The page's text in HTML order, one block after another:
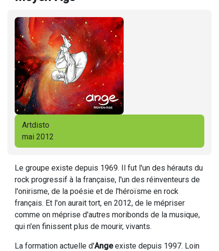
Artdisto
mai 2012
Le groupe existe depuis 1969. Il fut l'un des hérauts du
rock progressif à la française, l'un des réinventeurs de
l'onirisme, de la poésie et de l'héroïsme en rock
français. Et l'on aurait tort, en 2012, de le mépriser
comme on méprise d'autres moribonds de la musique,
qui n'en finissent plus de mourir, vivants.
La formation actuelle d'Angeexiste depuis 1997. Loin